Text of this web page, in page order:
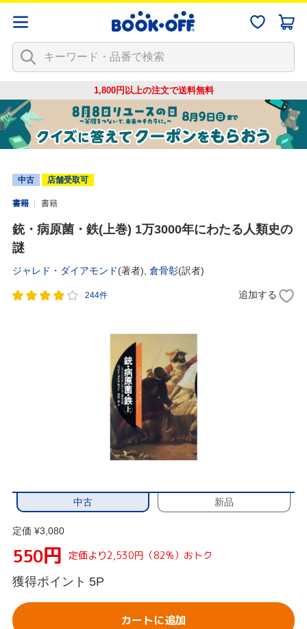
1,800円以上の注文で送料無料
中古 店舗受取可
書籍 書籍
銃・病原菌・鉄(上巻) 1万3000年にわたる人類史の
謎
ジャレド・ダイアモンド(著者), 倉骨彰(訳者)
244件 追加する
中古 新品
定価 ¥3,080
550円 定価より2,530円（82%）おトク
獲得ポイント 5P
カートに追加